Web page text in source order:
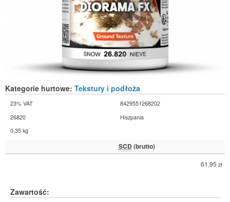
Kategorie hurtowe: Tekstury i podłoża
23% VAT
8429551268202
26820
Hiszpania
0,35 kg
SCD (brutto)
61,95 zł
Zawartość: